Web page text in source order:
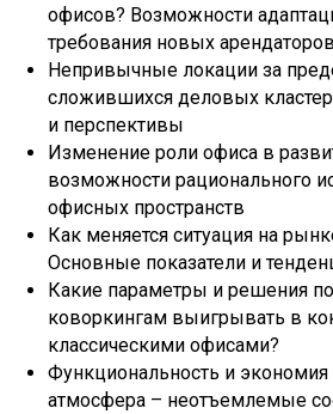
офисов? Возможности
требования новых арендаторов
Непривычные локации за
сложившихся деловых
и перспективы
Изменение роли офиса в
возможности рационального
офисных пространств
Как меняется ситуация на
Основные показатели и
Какие параметры и решения
коворкингам выигрывать в
классическими офисами?
Функциональность и
атмосфера – неотъемлемые